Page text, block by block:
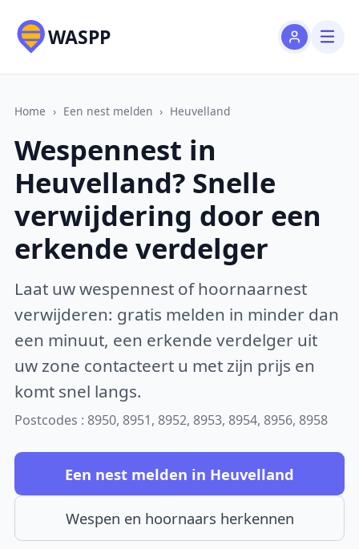
WASPP
Home › Een nest melden › Heuvelland
Wespennest in
Heuvelland? Snelle
verwijdering door een
erkende verdelger
Laat uw wespennest of hoornaarnest
verwijderen: gratis melden in minder dan
een minuut, een erkende verdelger uit
uw zone contacteert u met zijn prijs en
komt snel langs.
Postcodes : 8950, 8951, 8952, 8953, 8954, 8956, 8958
Een nest melden in Heuvelland
Wespen en hoornaars herkennen